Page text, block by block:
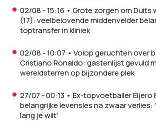
02/08 - 15:16 • Grote zorgen om Duits
(17): veelbelovende middenvelder
toptransfer in kliniek
02/08 - 10:07 • Volop geruchten over
Cristiano Ronaldo: gastenlijst gevuld
wereldsterren op bijzondere plek
27/07 - 00:13 • Ex-topvoetballer Eljero
belangrijke levensles na zwaar verlies:
lang je wilt'